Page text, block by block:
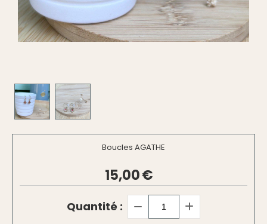
Boucles AGATHE
15,00€
Quantité :